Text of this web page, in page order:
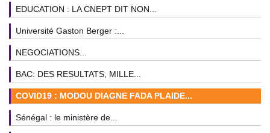
EDUCATION : LA CNEPT DIT NON...
Université Gaston Berger :...
NEGOCIATIONS...
BAC: DES RESULTATS, MILLE...
COVID19 : MODOU DIAGNE FADA PLAIDE...
Sénégal : le ministère de...